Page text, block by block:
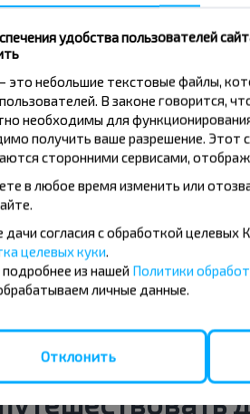
из
удобства пользователей
это небольшие текстовые файлы,
В законе говорится,
необходимы для
получить ваше разрешение. Этот
сторонними сервисами,
в любое время изменить или
дачи согласия с обработкой
целевых куки.
подробнее из нашей Политики
личные данные.
Отклонить